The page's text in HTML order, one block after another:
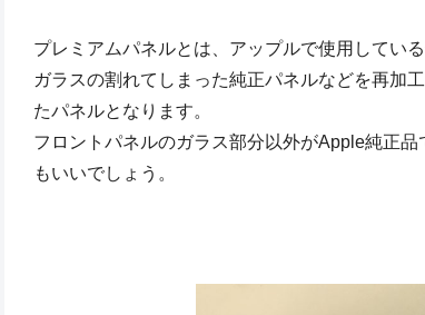
プレミアムパネルとは、アップルで使用してい
ガラスの割れてしまった純正パネルなどを再加
たパネルとなります。
フロントパネルのガラス部分以外がApple純正
もいいでしょう。